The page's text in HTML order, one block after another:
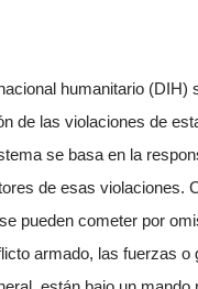
humanitario (DIH)
de las violaciones de
se basa en la
de esas violaciones.
pueden cometer por
armado, las fuerzas o